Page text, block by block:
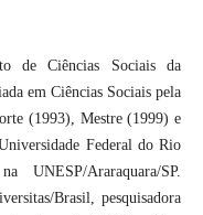
de Ciências Sociais da
em Ciências Sociais pela
(1993), Mestre (1999) e
Federal do Rio
UNESP/Araraquara/SP.
Brasil, pesquisadora